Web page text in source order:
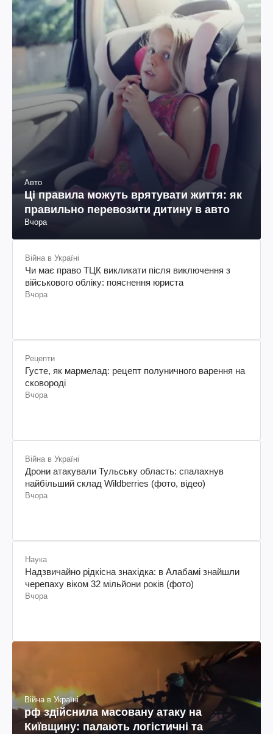
Авто
Ці правила можуть врятувати життя: як
правильно перевозити дитину в авто
Вчора
Війна в Україні
Чи має право ТЦК викликати після виключення з
військового обліку: пояснення юриста
Вчора
Рецепти
Густе, як мармелад: рецепт полуничного варення на
сковороді
Вчора
Війна в Україні
Дрони атакували Тульську область: спалахнув
найбільший склад Wildberries (фото, відео)
Вчора
Наука
Надзвичайно рідкісна знахідка: в Алабамі знайшли
черепаху віком 32 мільйони років (фото)
Вчора
Війна в Україні
рф здійснила масовану атаку на
Київщину: палають логістичні та